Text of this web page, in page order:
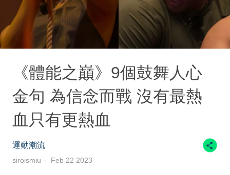
《體能之巔》9個鼓舞人心
金句 為信念而戰 沒有最熱
血只有更熱血
運動潮流
siroismiu Feb 22 2023